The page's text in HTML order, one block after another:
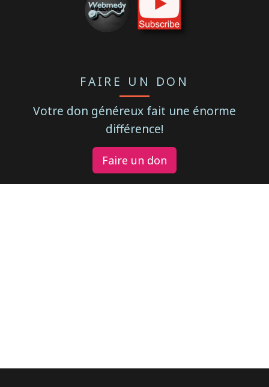
FAIRE UN DON
Votre don généreux fait une énorme
différence!
Faire un don